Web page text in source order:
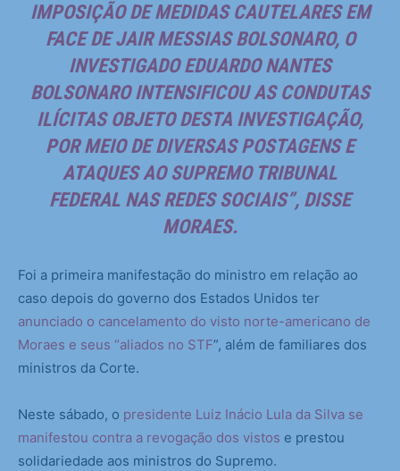
IMPOSIÇÃO DE MEDIDAS CAUTELARES EM
FACE DE JAIR MESSIAS BOLSONARO, O
INVESTIGADO EDUARDO NANTES
BOLSONARO INTENSIFICOU AS CONDUTAS
ILÍCITAS OBJETO DESTA INVESTIGAÇÃO,
POR MEIO DE DIVERSAS POSTAGENS E
ATAQUES AO SUPREMO TRIBUNAL
FEDERAL NAS REDES SOCIAIS”, DISSE
MORAES.
Foi a primeira manifestação do ministro em relação ao
caso depois do governo dos Estados Unidos ter
anunciado o cancelamento do visto norte-americano de
Moraes e seus “aliados no STF”, além de familiares dos
ministros da Corte.
Neste sábado, o presidente Luiz Inácio Lula da Silva se
manifestou contra a revogação dos vistos e prestou
solidariedade aos ministros do Supremo.